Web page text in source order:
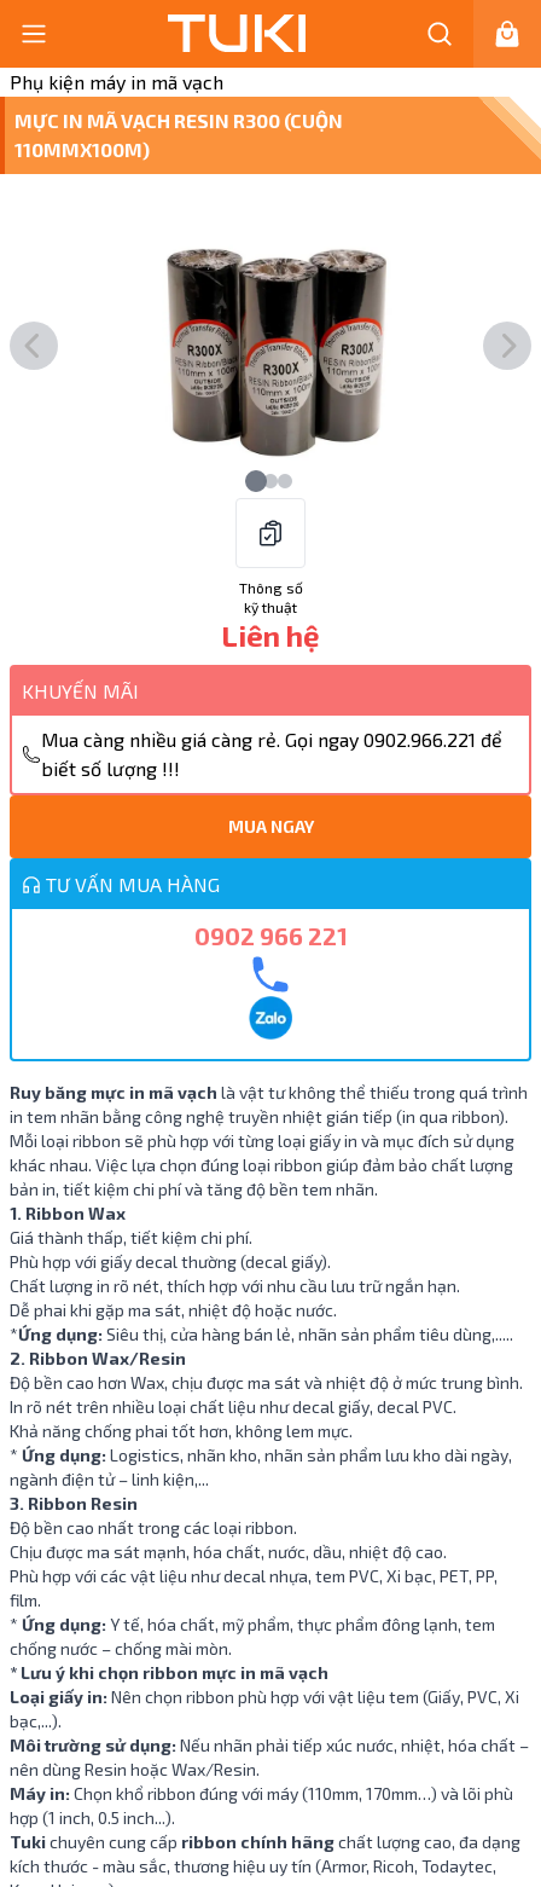
Phụ kiện máy in mã vạch
MỰC IN MÃ VẠCH RESIN R300 (CUỘN
110MMX100M)
Thông số
kỹ thuật
Liên hệ
KHUYẾN MÃI
Mua càng nhiều giá càng rẻ. Gọi ngay 0902.966.221 để
biết số lượng !!!
MUA NGAY
TƯ VẤN MUA HÀNG
0902 966 221
Ruy băng mực in mã vạch là vật tư không thể thiếu trong quá trình
in tem nhãn bằng công nghệ truyền nhiệt gián tiếp (in qua ribbon).
Mỗi loại ribbon sẽ phù hợp với từng loại giấy in và mục đích sử dụng
khác nhau. Việc lựa chọn đúng loại ribbon giúp đảm bảo chất lượng
bản in, tiết kiệm chi phí và tăng độ bền tem nhãn.
1. Ribbon Wax
Giá thành thấp, tiết kiệm chi phí.
Phù hợp với giấy decal thường (decal giấy).
Chất lượng in rõ nét, thích hợp với nhu cầu lưu trữ ngắn hạn.
Dễ phai khi gặp ma sát, nhiệt độ hoặc nước.
*Ứng dụng: Siêu thị, cửa hàng bán lẻ, nhãn sản phẩm tiêu dùng,.....
2. Ribbon Wax/Resin
Độ bền cao hơn Wax, chịu được ma sát và nhiệt độ ở mức trung bình.
In rõ nét trên nhiều loại chất liệu như decal giấy, decal PVC.
Khả năng chống phai tốt hơn, không lem mực.
* Ứng dụng: Logistics, nhãn kho, nhãn sản phẩm lưu kho dài ngày,
ngành điện tử – linh kiện,...
3. Ribbon Resin
Độ bền cao nhất trong các loại ribbon.
Chịu được ma sát mạnh, hóa chất, nước, dầu, nhiệt độ cao.
Phù hợp với các vật liệu như decal nhựa, tem PVC, Xi bạc, PET, PP,
film.
* Ứng dụng: Y tế, hóa chất, mỹ phẩm, thực phẩm đông lạnh, tem
chống nước – chống mài mòn.
* Lưu ý khi chọn ribbon mực in mã vạch
Loại giấy in: Nên chọn ribbon phù hợp với vật liệu tem (Giấy, PVC, Xi
bạc,...).
Môi trường sử dụng: Nếu nhãn phải tiếp xúc nước, nhiệt, hóa chất –
nên dùng Resin hoặc Wax/Resin.
Máy in: Chọn khổ ribbon đúng với máy (110mm, 170mm…) và lõi phù
hợp (1 inch, 0.5 inch...).
Tukichuyên cung cấp ribbon chính hãngchất lượng cao, đa dạng
kích thước - màu sắc, thương hiệu uy tín (Armor, Ricoh, Todaytec,